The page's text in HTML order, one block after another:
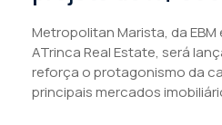
Metropolitan Marista, da
ATrinca Real Estate, será
reforça o protagonismo da
principais mercados